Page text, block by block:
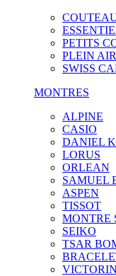
PETITS
PLEIN AIR
SWISS
MONTRES
ALPINE
CASIO
DANIEL
LORUS
ORLEAN
SAMUEL
ASPEN
TISSOT
MONTRE
SEIKO
TSAR